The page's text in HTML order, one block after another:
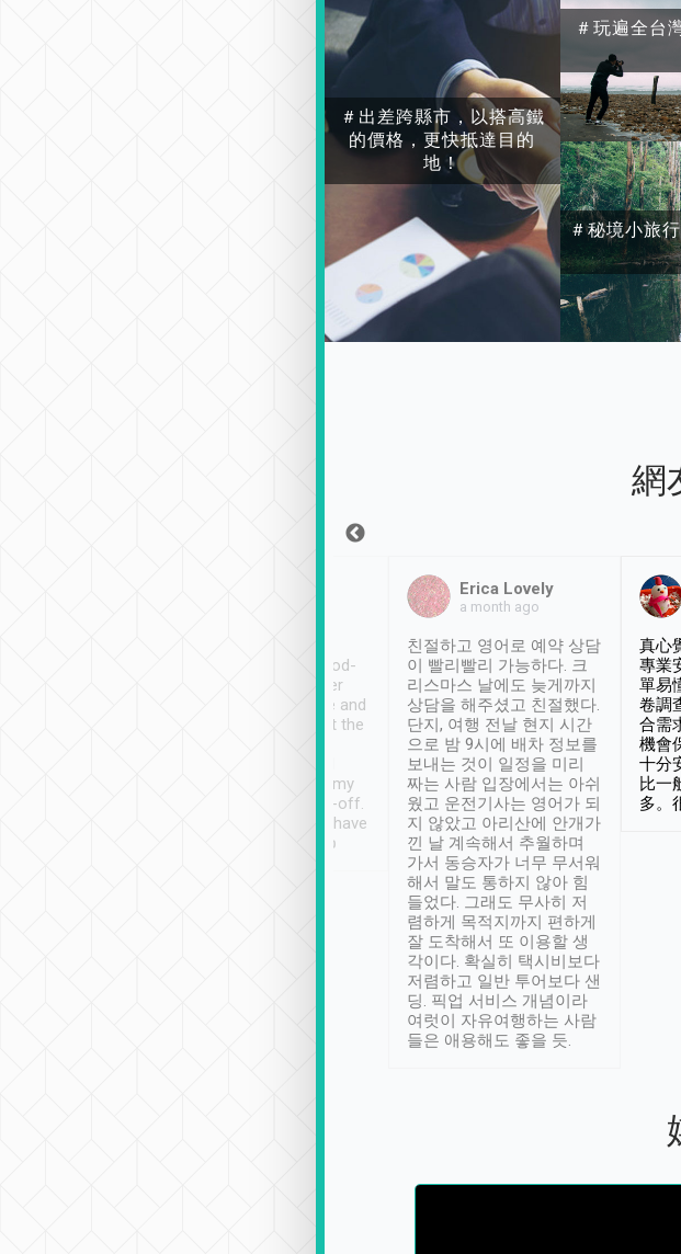
＃出差跨縣市，以搭高鐵
的價格，更快抵達目的
地！
＃玩遍全台
＃秘境小旅
網
service, vehicles in good-
condition and the driver
service was awesome and
thoughtful. Driver went the
have safely arrived at my
destination after drop-off.
Definitely something I have
not seen elsewhere 👍
Erica Lovely
a month ago
친절하고 영어로 예약 상담
이 빨리빨리 가능하다. 크
리스마스 날에도 늦게까지
상담을 해주셨고 친절했다.
단지, 여행 전날 현지 시간
으로 밤 9시에 배차 정보를
보내는 것이 일정을 미리
짜는 사람 입장에서는 아쉬
웠고 운전기사는 영어가 되
지 않았고 아리산에 안개가
낀 날 계속해서 추월하며
가서 동승자가 너무 무서워
해서 말도 통하지 않아 힘
들었다. 그래도 무사히 저
렴하게 목적지까지 편하게
잘 도착해서 또 이용할 생
각이다. 확실히 택시비보다
저렴하고 일반 투어보다 샌
딩. 픽업 서비스 개념이라
여럿이 자유여행하는 사람
들은 애용해도 좋을 듯.
真心
專業
單易
卷調
合需
機會
十分
比一
多。